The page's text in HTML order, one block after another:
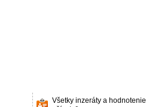
Všetky inzeráty a hodnotenie